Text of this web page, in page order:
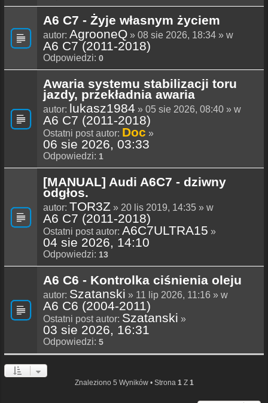
A6 C7 - Żyje własnym życiem
autor: AgrooneQ » 08 sie 2026, 18:34 » w
A6 C7 (2011-2018)
Odpowiedzi: 0
Awaria systemu stabilizacji toru
jazdy, przekładnia awaria
autor: lukasz1984 » 05 sie 2026, 08:40 » w
A6 C7 (2011-2018)
Ostatni post autor: Doc »
06 sie 2026, 03:33
Odpowiedzi: 1
[MANUAL] Audi A6C7 - dziwny
odgłos.
autor: TOR3Z » 20 lis 2019, 14:35 » w
A6 C7 (2011-2018)
Ostatni post autor: A6C7ULTRA15 »
04 sie 2026, 14:10
Odpowiedzi: 13
A6 C6 - Kontrolka ciśnienia oleju
autor: Szatanski » 11 lip 2026, 11:16 » w
A6 C6 (2004-2011)
Ostatni post autor: Szatanski »
03 sie 2026, 16:31
Odpowiedzi: 5
Znaleziono 5 Wyników • Strona 1 Z 1